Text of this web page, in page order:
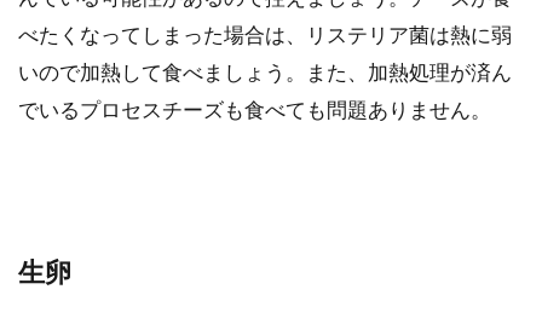
べたくなってしまった場合は、リステリア菌は熱に弱
いので加熱して食べましょう。また、加熱処理が済ん
でいるプロセスチーズも食べても問題ありません。
生卵